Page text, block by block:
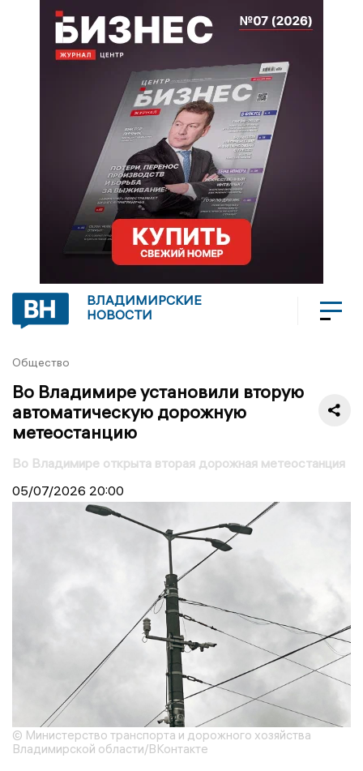
ВЛАДИМИРСКИЕ
НОВОСТИ
Общество
Во Владимире установили вторую
автоматическую дорожную
метеостанцию
Во Владимире открыта вторая дорожная метеостанция
05/07/2026 20:00
© Министерство транспорта и дорожного хозяйства
Владимирской области/ВКонтакте